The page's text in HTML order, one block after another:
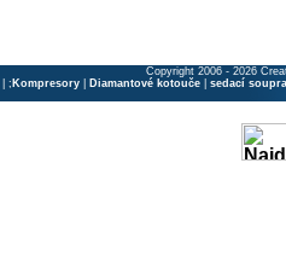
Copyright 2006 - 2026
| ; Kompresory Diamantové kotouče sedací